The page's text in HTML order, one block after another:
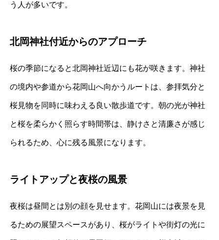
う人が多いです。
北岡神社付近からのアプローチ
桜の季節になると北岡神社近辺にも花が咲きます。神社
の境内や参道から花岡山へ向かうルートは、参拝気分と
桜見物を同時に味わえる良い散歩道です。朝の光が神社
と桜を柔らかく照らす時間帯は、静けさと清廉さが感じ
られるため、心に残る風景になります。
ライトアップと夜桜の風景
夜桜は昼間とは別の顔を見せます。花岡山には夜景を見
るための展望スペースがあり、桜がライトや街灯の光に